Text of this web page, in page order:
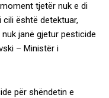
tjetër nuk e di
cili është detektuar,
janë gjetur pesticide
– Ministër i
për shëndetin e